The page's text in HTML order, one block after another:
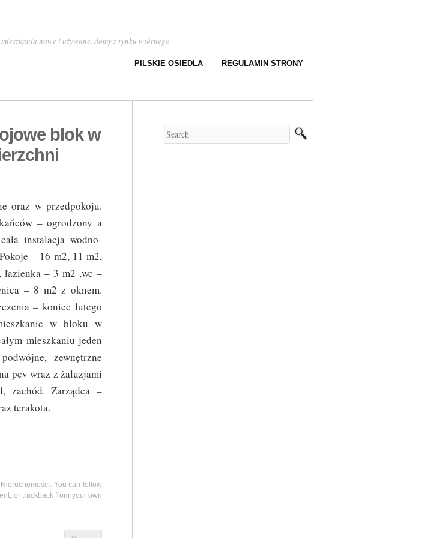
mieszkania nowe i używane, domy z rynku wtórnego
PILSKIE OSIEDLA REGULAMIN STRONY
blok w
oraz w przedpokoju.
– ogrodzony a
instalacja wodno-
– 16 m2, 11 m2,
– 3 m2 ,wc –
– 8 m2 z oknem.
– koniec lutego
w bloku w
mieszkaniu jeden
zewnętrzne
pcv wraz z żaluzjami
zachód. Zarządca –
terakota.
Nieruchomości. You can follow
, or trackbackfrom your own